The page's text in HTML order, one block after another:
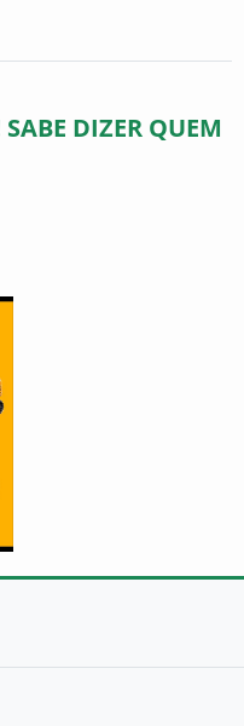
DIZER QUEM